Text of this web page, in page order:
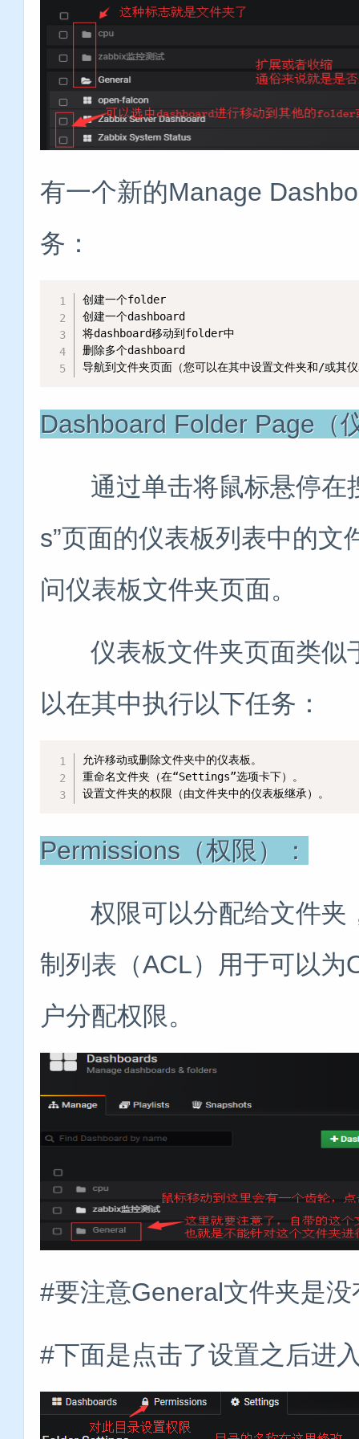
有一个新的Manage
务：
创建一个folder
创建一个dashboard
将dashboard移动到folder中
删除多个dashboard
导航到文件夹页面（您可以在其中设置文件夹和/或其
Dashboard Folder Page（
通过单击将鼠标悬停在
s”页面的仪表板列表中的
问仪表板文件夹页面。
仪表板文件夹页面类似
以在其中执行以下任务：
允许移动或删除文件夹中的仪表板。
重命名文件夹（在“Settings”选项卡下）。
设置文件夹的权限（由文件夹中的仪表板继承）。
Permissions（权限）：
权限可以分配给文件夹
制列表（ACL）用于可以为
户分配权限。
#要注意General文件夹是
#下面是点击了设置之后进